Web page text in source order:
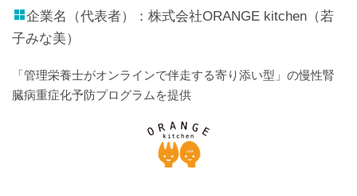
企業名（代表者）：株式会社ORANGE kitchen（若
子みな美）
「管理栄養士がオンラインで伴走する寄り添い型」の慢性腎
臓病重症化予防プログラムを提供